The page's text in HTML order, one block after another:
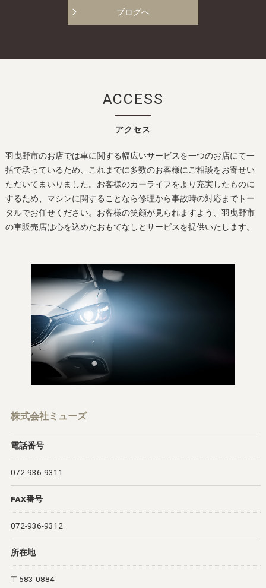
ブログへ
アクセス
ACCESS
羽曳野市のお店では車に関する幅広いサービスを一つのお店にて一
括で承っているため、これまでに多数のお客様にご相談をお寄せい
ただいてまいりました。お客様のカーライフをより充実したものに
するため、マシンに関することなら修理から事故時の対応までトー
タルでお任せください。お客様の笑顔が見られますよう、羽曳野市
の車販売店は心を込めたおもてなしとサービスを提供いたします。
株式会社ミューズ
電話番号
072-936-9311
FAX番号
072-936-9312
所在地
〒583-0884